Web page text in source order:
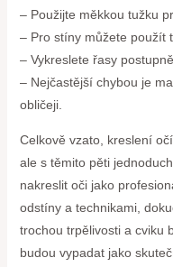
– Použijte měkkou tužku
– Pro stíny můžete použít
– Vykreslete řasy
– Nejčastější chybou je
obličeji.
Celkově vzato, kreslení
ale s těmito pěti
nakreslit oči jako
odstíny a technikami,
trochou trpělivosti a cviku
budou vypadat jako